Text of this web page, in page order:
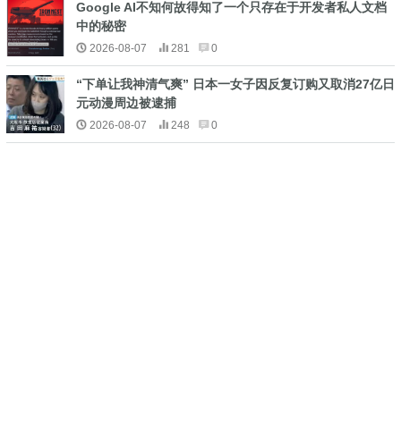
Google AI不知何故得知了一个只存在于开发者私人文档
中的秘密
2026-08-07 281 0
“下单让我神清气爽” 日本一女子因反复订购又取消27亿日
元动漫周边被逮捕
2026-08-07 248 0